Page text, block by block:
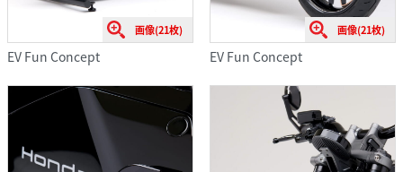
画像(21枚)
EV Fun Concept
画像(21枚)
EV Fun Concept